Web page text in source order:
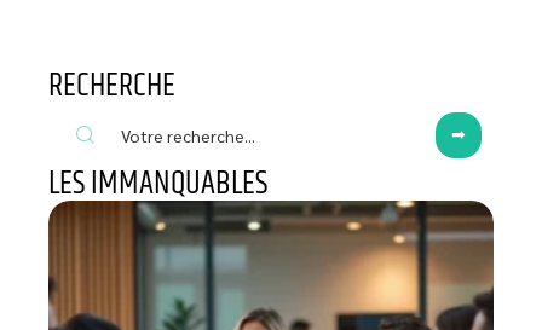
RECHERCHE
LES IMMANQUABLES